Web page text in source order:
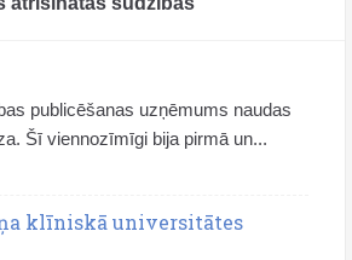
publicēšanas uzņēmums naudas
Šī viennozīmīgi bija pirmā un...
klīniskā universitātes